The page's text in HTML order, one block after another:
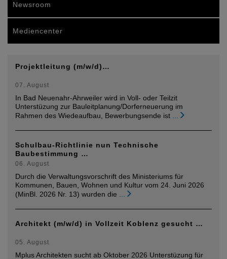
Newsroom
Mediencenter
Projektleitung (m/w/d)…
07. August
In Bad Neuenahr-Ahrweiler wird in Voll- oder Teilzit
Unterstüzung zur Bauleitplanung/Dorferneuerung im
Rahmen des Wiedeaufbau, Bewerbungsende ist
Schulbau-Richtlinie nun Technische
Baubestimmung …
06. August
Durch die Verwaltungsvorschrift des Ministeriums für
Kommunen, Bauen, Wohnen und Kultur vom 24. Juni 2026
(MinBl. 2026 Nr. 13) wurden die
Architekt (m/w/d) in Vollzeit Koblenz gesucht …
05. August
Mplus Architekten sucht ab Oktober 2026 Unterstüzung für